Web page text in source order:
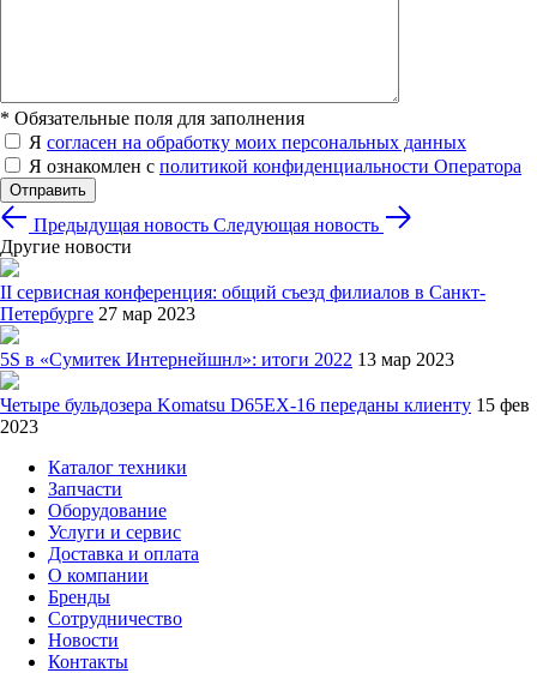
* Обязательные поля для заполнения
Я согласен на обработку моих персональных данных
Я ознакомлен с политикой конфиденциальности Оператора
Отправить
Предыдущая новость Следующая новость
Другие новости
II сервисная конференция: общий съезд филиалов в Санкт-
Петербурге 27 мар 2023
5S в «Сумитек Интернейшнл»: итоги 2022 13 мар 2023
Четыре бульдозера Komatsu D65EX-16 переданы клиенту 15 фев
2023
Каталог техники
Запчасти
Оборудование
Услуги и сервис
Доставка и оплата
О компании
Бренды
Сотрудничество
Новости
Контакты